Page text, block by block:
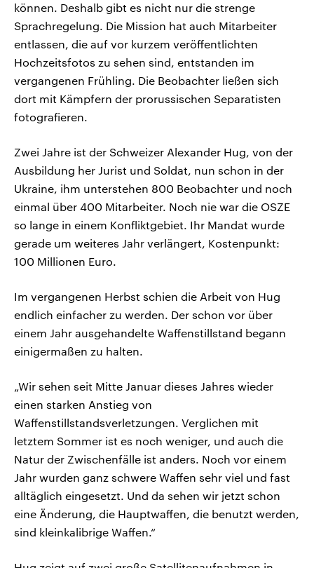
können. Deshalb gibt es nicht nur die strenge
Sprachregelung. Die Mission hat auch Mitarbeiter
entlassen, die auf vor kurzem veröffentlichten
Hochzeitsfotos zu sehen sind, entstanden im
vergangenen Frühling. Die Beobachter ließen sich
dort mit Kämpfern der prorussischen Separatisten
fotografieren.
Zwei Jahre ist der Schweizer Alexander Hug, von der
Ausbildung her Jurist und Soldat, nun schon in der
Ukraine, ihm unterstehen 800 Beobachter und noch
einmal über 400 Mitarbeiter. Noch nie war die OSZE
so lange in einem Konfliktgebiet. Ihr Mandat wurde
gerade um weiteres Jahr verlängert, Kostenpunkt:
100 Millionen Euro.
Im vergangenen Herbst schien die Arbeit von Hug
endlich einfacher zu werden. Der schon vor über
einem Jahr ausgehandelte Waffenstillstand begann
einigermaßen zu halten.
„Wir sehen seit Mitte Januar dieses Jahres wieder
einen starken Anstieg von
Waffenstillstandsverletzungen. Verglichen mit
letztem Sommer ist es noch weniger, und auch die
Natur der Zwischenfälle ist anders. Noch vor einem
Jahr wurden ganz schwere Waffen sehr viel und fast
alltäglich eingesetzt. Und da sehen wir jetzt schon
eine Änderung, die Hauptwaffen, die benutzt werden,
sind kleinkalibrige Waffen.“